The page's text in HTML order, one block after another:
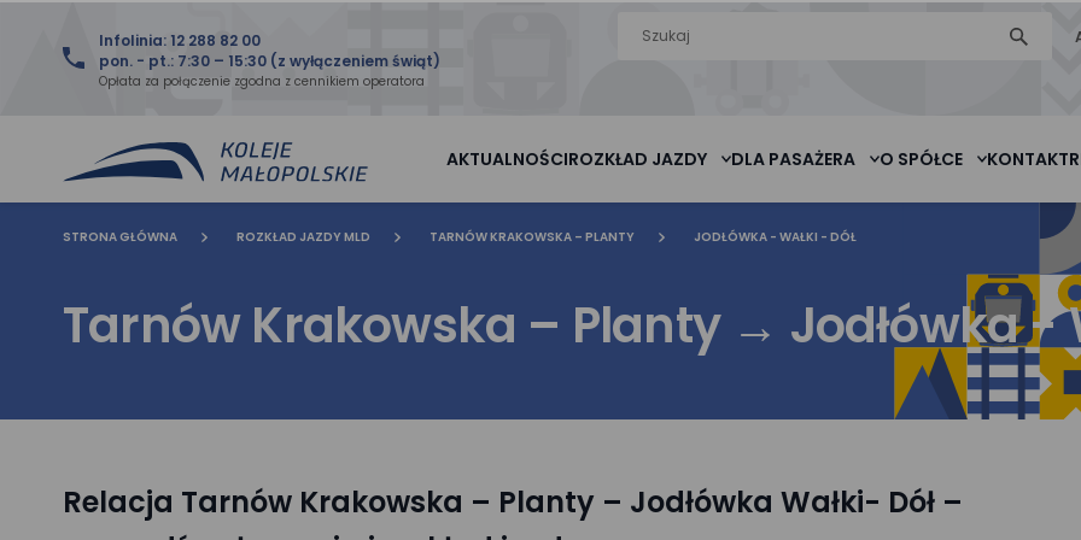
Infolinia: 12 288 82 00
pon. - pt.: 7:30 – 15:30 (z wyłączeniem świąt)
Opłata za połączenie zgodna z cennikiem operatora
Wyszukiwarka
na stronie
AKTUALNOŚCIROZKŁAD JAZDY DLA PASAŻERA O SPÓŁCE KONTAKT
STRONA GŁÓWNA ROZKŁAD JAZDY MLD TARNÓW KRAKOWSKA – PLANTY JODŁÓWKA - WAŁKI - DÓŁ
Tarnów Krakowska – Planty → Jodłówka -
Relacja Tarnów Krakowska – Planty – Jodłówka Wałki- Dół –